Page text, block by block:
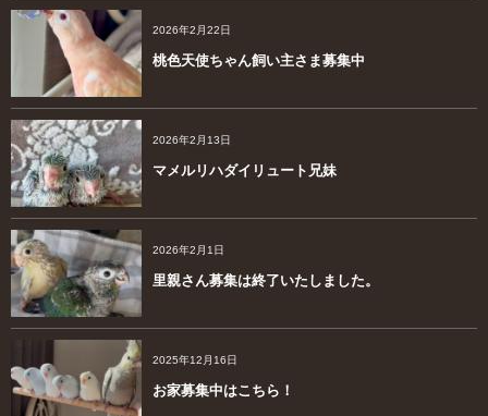
2026年2月22日
桃色天使ちゃん飼い主さま募集中
2026年2月13日
マメルリハダイリュート兄妹
2026年2月1日
里親さん募集は終了いたしました。
2025年12月16日
お家募集中はこちら！